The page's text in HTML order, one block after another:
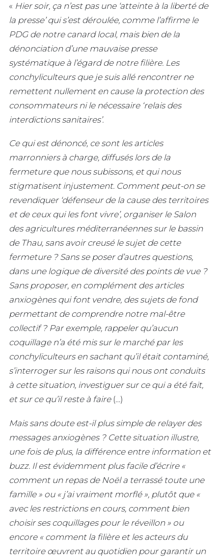
« Hier soir, ça n’est pas une ‘atteinte à la liberté de
la presse’ qui s’est déroulée, comme l’affirme le
PDG de notre canard local, mais bien de la
dénonciation d’une mauvaise presse
systématique à l’égard de notre filière. Les
conchyliculteurs que je suis allé rencontrer ne
remettent nullement en cause la protection des
consommateurs ni le nécessaire ‘relais des
interdictions sanitaires’.
Ce qui est dénoncé, ce sont les articles
marronniers à charge, diffusés lors de la
fermeture que nous subissons, et qui nous
stigmatisent injustement. Comment peut-on se
revendiquer ‘défenseur de la cause des territoires
et de ceux qui les font vivre’, organiser le Salon
des agricultures méditerranéennes sur le bassin
de Thau, sans avoir creusé le sujet de cette
fermeture ? Sans se poser d’autres questions,
dans une logique de diversité des points de vue ?
Sans proposer, en complément des articles
anxiogènes qui font vendre, des sujets de fond
permettant de comprendre notre mal-être
collectif ? Par exemple, rappeler qu’aucun
coquillage n’a été mis sur le marché par les
conchyliculteurs en sachant qu’il était contaminé,
s’interroger sur les raisons qui nous ont conduits
à cette situation, investiguer sur ce qui a été fait,
et sur ce qu’il reste à faire(…)
Mais sans doute est-il plus simple de relayer des
messages anxiogènes ? Cette situation illustre,
une fois de plus, la différence entre information et
buzz. Il est évidemment plus facile d’écrire «
comment un repas de Noël a terrassé toute une
famille » ou « j’ai vraiment morflé », plutôt que «
avec les restrictions en cours, comment bien
choisir ses coquillages pour le réveillon » ou
encore « comment la filière et les acteurs du
territoire œuvrent au quotidien pour garantir un